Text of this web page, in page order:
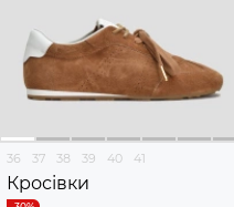
36 37 38 39 40 41
Кросівки